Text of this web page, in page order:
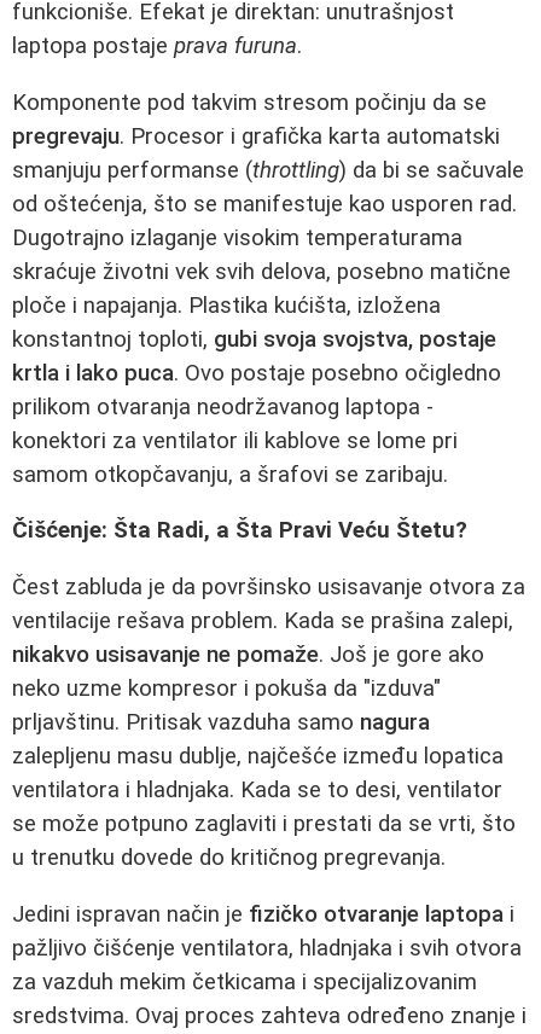
funkcioniše. Efekat je direktan: unutrašnjost
laptopa postaje prava furuna.
Komponente pod takvim stresom počinju da se
pregrevaju. Procesor i grafička karta automatski
smanjuju performanse (throttling) da bi se sačuvale
od oštećenja, što se manifestuje kao usporen rad.
Dugotrajno izlaganje visokim temperaturama
skraćuje životni vek svih delova, posebno matične
ploče i napajanja. Plastika kućišta, izložena
konstantnoj toploti, gubi svoja svojstva, postaje
krtla i lako puca. Ovo postaje posebno očigledno
prilikom otvaranja neodržavanog laptopa -
konektori za ventilator ili kablove se lome pri
samom otkopčavanju, a šrafovi se zaribaju.
Čišćenje: Šta Radi, a Šta Pravi Veću Štetu?
Čest zabluda je da površinsko usisavanje otvora za
ventilacije rešava problem. Kada se prašina zalepi,
nikakvo usisavanje ne pomaže. Još je gore ako
neko uzme kompresor i pokuša da "izduva"
prljavštinu. Pritisak vazduha samo nagura
zalepljenu masu dublje, najčešće između lopatica
ventilatora i hladnjaka. Kada se to desi, ventilator
se može potpuno zaglaviti i prestati da se vrti, što
u trenutku dovede do kritičnog pregrevanja.
Jedini ispravan način je fizičko otvaranje laptopa i
pažljivo čišćenje ventilatora, hladnjaka i svih otvora
za vazduh mekim četkicama i specijalizovanim
sredstvima. Ovaj proces zahteva određeno znanje i